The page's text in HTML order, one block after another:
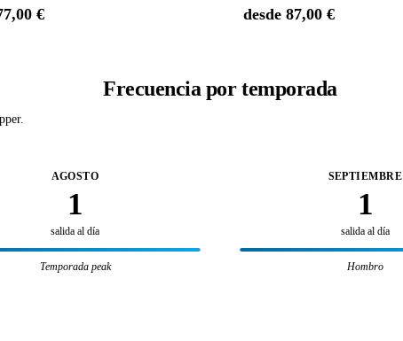
€ desde 87,00 €
Frecuencia por temporada
AGOSTO
1
salida al día
Temporada peak
SEPTIEMBRE
1
salida al día
Hombro